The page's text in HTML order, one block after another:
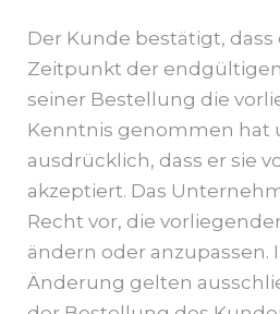
Der Kunde bestätigt,
Zeitpunkt der
seiner Bestellung die
Kenntnis genommen hat
ausdrücklich, dass er sie
akzeptiert. Das
Recht vor, die
ändern oder anzupassen.
Änderung gelten